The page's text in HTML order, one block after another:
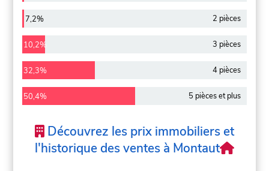
7,2% 2 pièces
10,2% 3 pièces
32,3% 4 pièces
50,4% 5 pièces et plus
Découvrez les prix immobiliers et
l'historique des ventes à Montaut